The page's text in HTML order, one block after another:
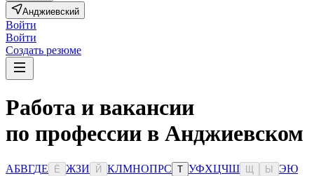
Анджиевский
Войти
Войти
Создать резюме
Работа и вакансии
по профессии в Анджиевском
АБВГДЕ Ё ЖЗИ Й КЛМНОПРС Т УФХЦЧШ Ы ЭЮ